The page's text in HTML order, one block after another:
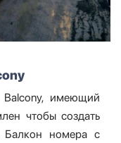
имеющий
чтобы создать
номера с